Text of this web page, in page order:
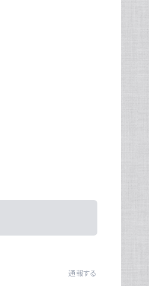
通報する